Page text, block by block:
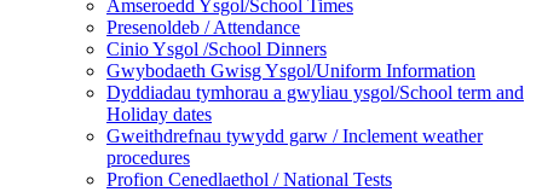
Amseroedd Ysgol/School Times
Presenoldeb / Attendance
Cinio Ysgol /School Dinners
Gwybodaeth Gwisg Ysgol/Uniform Information
Dyddiadau tymhorau a gwyliau ysgol/School term and
Holiday dates
Gweithdrefnau tywydd garw / Inclement weather
procedures
Profion Cenedlaethol / National Tests